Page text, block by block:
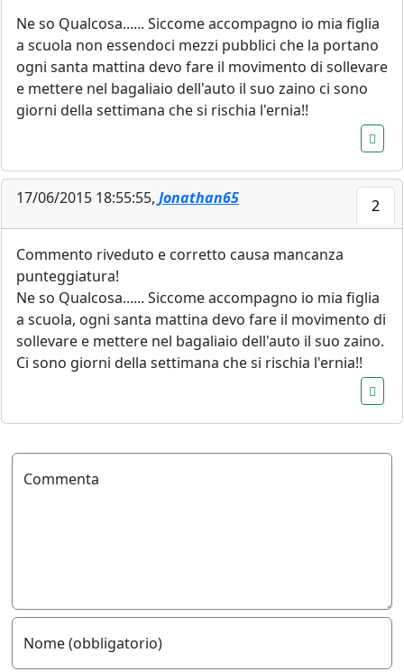
Ne so Qualcosa...... Siccome accompagno io mia figlia
a scuola non essendoci mezzi pubblici che la portano
ogni santa mattina devo fare il movimento di sollevare
e mettere nel bagaliaio dell'auto il suo zaino ci sono
giorni della settimana che si rischia l'ernia!!
17/06/2015 18:55:55, Jonathan65 2
Commento riveduto e corretto causa mancanza
punteggiatura!
Ne so Qualcosa...... Siccome accompagno io mia figlia
a scuola, ogni santa mattina devo fare il movimento di
sollevare e mettere nel bagaliaio dell'auto il suo zaino.
Ci sono giorni della settimana che si rischia l'ernia!!
Commenta
Nome (obbligatorio)